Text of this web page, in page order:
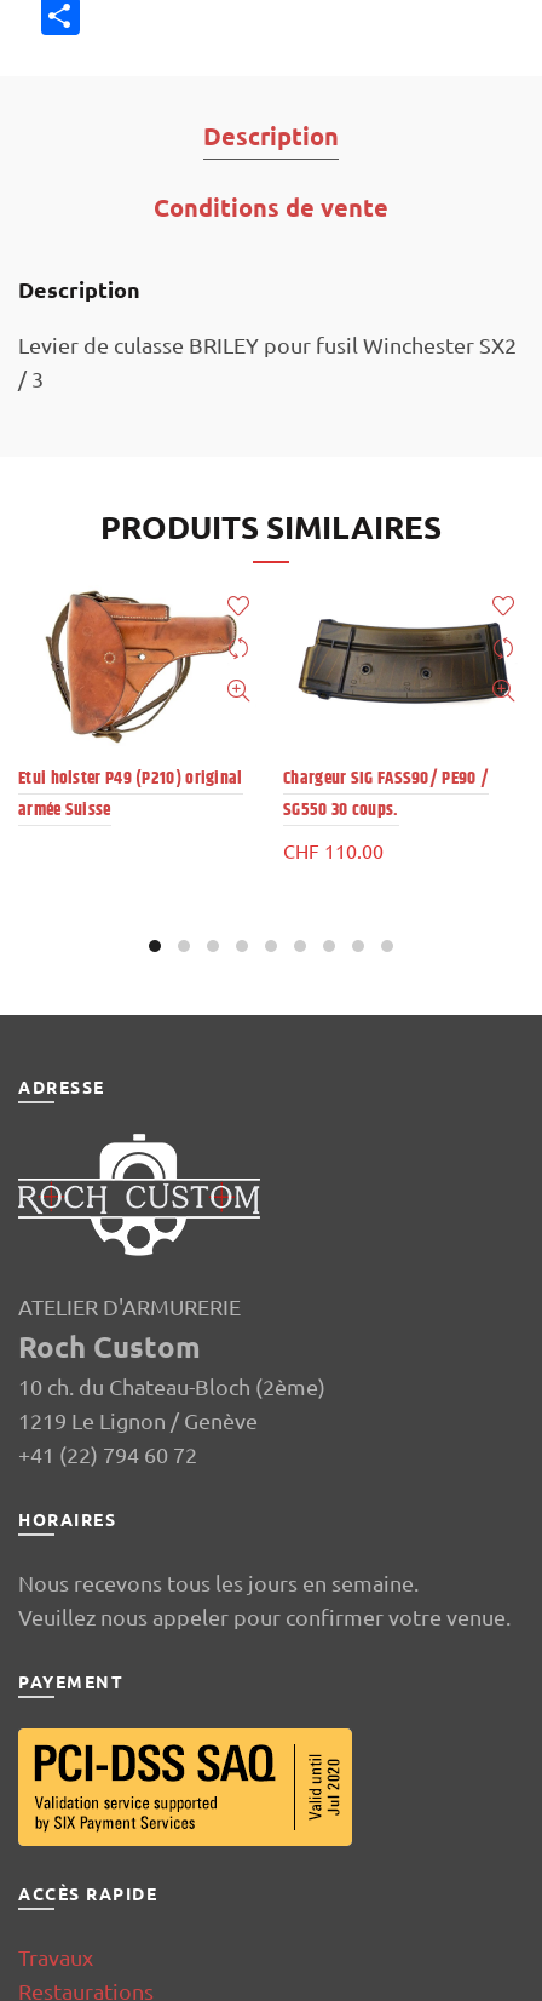
Description
Conditions de vente
Description
Levier de culasse BRILEY pour fusil Winchester SX2
/ 3
PRODUITS SIMILAIRES
Etui holster P49 (P210) original
armée Suisse
Chargeur SIG FASS90/ PE90 /
SG550 30 coups.
CHF 110.00
ADRESSE
ATELIER D'ARMURERIE
Roch Custom
10 ch. du Chateau-Bloch (2ème)
1219 Le Lignon / Genève
+41 (22) 794 60 72
HORAIRES
Nous recevons tous les jours en semaine.
Veuillez nous appeler pour confirmer votre venue.
PAYEMENT
ACCÈS RAPIDE
Travaux
Restaurations